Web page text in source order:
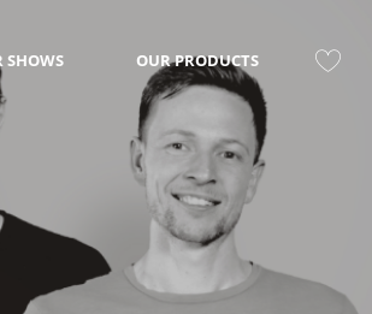
SHOWS OUR PRODUCTS